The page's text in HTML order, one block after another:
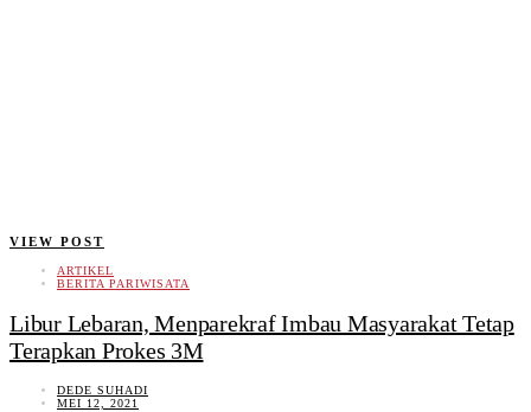
VIEW POST
ARTIKEL
BERITA PARIWISATA
Libur Lebaran, Menparekraf Imbau Masyarakat Tetap
Terapkan Prokes 3M
DEDE SUHADI
MEI 12, 2021